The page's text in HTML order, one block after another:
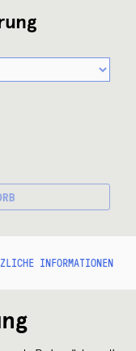
INFORMATIONEN